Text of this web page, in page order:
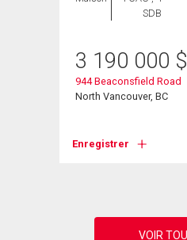
SDB
3 190 000 $
944 Beaconsfield Road
North Vancouver, BC
Enregistrer